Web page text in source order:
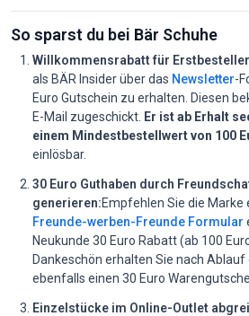
So sparst du bei Bär Schuhe
Willkommensrabatt für
als BÄR Insider über das Newsletter-
Euro Gutschein zu erhalten. Diesen
E-Mail zugeschickt. Er ist ab Erhalt
einem Mindestbestellwert von 100
einlösbar.
30 Euro Guthaben durch
generieren:Empfehlen Sie die
Freunde-werben-Freunde Formular
Neukunde 30 Euro Rabatt (ab 100
Dankeschön erhalten Sie nach
ebenfalls einen 30 Euro
Einzelstücke im Online-Outlet